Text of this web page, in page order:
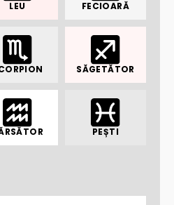
LEU FECIOARĂ
SĂGETĂTOR
PEȘTI